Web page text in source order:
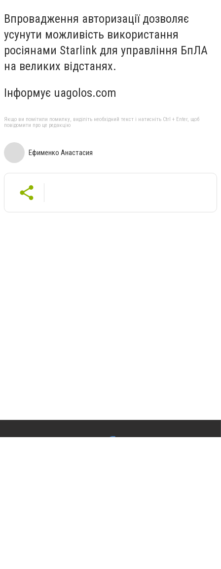
Впровадження авторизаціїдозволяє
усунути можливість використання
росіянами Starlink для управління БпЛА
на великих відстанях.
Інформує uagolos.com
Якщо ви помітили помилку, виділіть необхідний текст і натисніть Ctrl + Enter, щоб
повідомити про це редакцію
Ефименко Анастасия